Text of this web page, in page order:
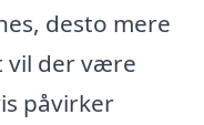
desto mere
vil der være
påvirker